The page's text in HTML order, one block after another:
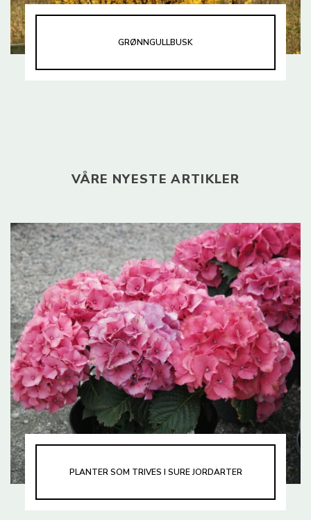
GRØNNGULLBUSK
VÅRE NYESTE ARTIKLER
PLANTER SOM TRIVES I SURE JORDARTER